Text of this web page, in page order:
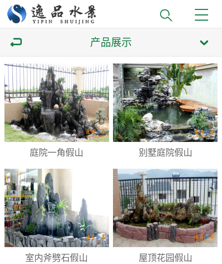
产品展示
庭院一角假山 别墅庭院假山
室内斧劈石假山 屋顶花园假山